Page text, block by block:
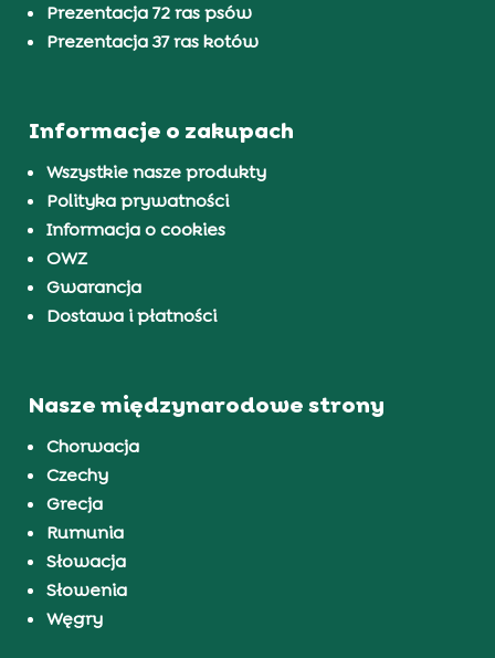
Prezentacja 72 ras psów
Prezentacja 37 ras kotów
Informacje o zakupach
Wszystkie nasze produkty
Polityka prywatności
Informacja o cookies
OWZ
Gwarancja
Dostawa i płatności
Nasze międzynarodowe strony
Chorwacja
Czechy
Grecja
Rumunia
Słowacja
Słowenia
Węgry